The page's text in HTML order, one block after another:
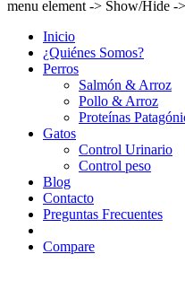
menu element -> Show/Hide -
Inicio
¿Quiénes Somos?
Perros
Salmón & Arroz
Pollo & Arroz
Proteínas
Gatos
Control Urinario
Control peso
Blog
Contacto
Preguntas Frecuentes
Compare